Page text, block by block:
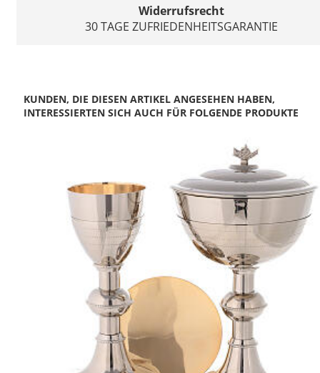
Widerrufsrecht
30 TAGE ZUFRIEDENHEITSGARANTIE
KUNDEN, DIE DIESEN ARTIKEL ANGESEHEN HABEN,
INTERESSIERTEN SICH AUCH FÜR FOLGENDE PRODUKTE